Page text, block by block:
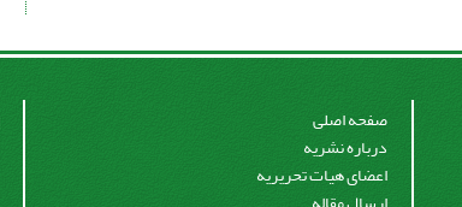
صفحه اصلی
درباره نشریه
اعضای هیات تحریریه